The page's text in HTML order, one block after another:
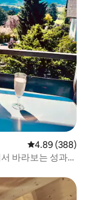
평점 4.89점(5
4.89 (388)
바라보는 성과